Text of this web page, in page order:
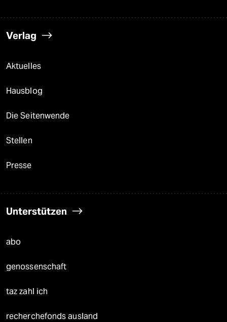
Verlag
Aktuelles
Hausblog
Die Seitenwende
Stellen
Presse
Unterstützen
abo
genossenschaft
taz zahl ich
recherchefonds ausland